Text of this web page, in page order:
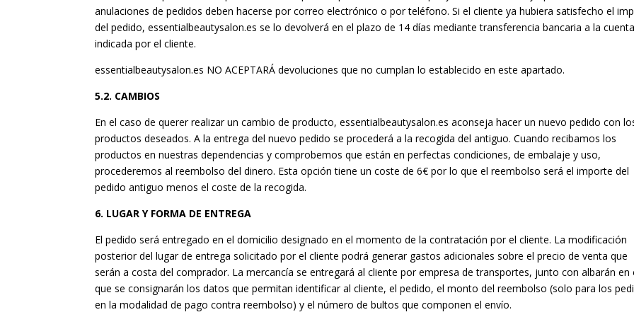
anulaciones de pedidos deben hacerse por correo electrónico o por teléfono. Si el cliente ya hubiera satisfecho el
del pedido, essentialbeautysalon.es se lo devolverá en el plazo de 14 días mediante transferencia bancaria a la cuenta
indicada por el cliente.
essentialbeautysalon.es NO ACEPTARÁ devoluciones que no cumplan lo establecido en este apartado.
5.2. CAMBIOS
En el caso de querer realizar un cambio de producto, essentialbeautysalon.es aconseja hacer un nuevo pedido con
productos deseados. A la entrega del nuevo pedido se procederá a la recogida del antiguo. Cuando recibamos los
productos en nuestras dependencias y comprobemos que están en perfectas condiciones, de embalaje y uso,
procederemos al reembolso del dinero. Esta opción tiene un coste de 6€ por lo que el reembolso será el importe del
pedido antiguo menos el coste de la recogida.
6. LUGAR Y FORMA DE ENTREGA
El pedido será entregado en el domicilio designado en el momento de la contratación por el cliente. La modificación
posterior del lugar de entrega solicitado por el cliente podrá generar gastos adicionales sobre el precio de venta que
serán a costa del comprador. La mercancía se entregará al cliente por empresa de transportes, junto con albarán en
que se consignarán los datos que permitan identificar al cliente, el pedido, el monto del reembolso (solo para los
en la modalidad de pago contra reembolso) y el número de bultos que componen el envío.